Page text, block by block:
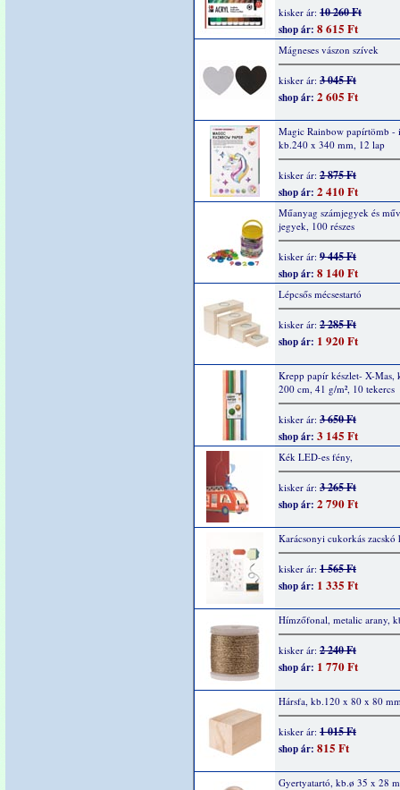
kisker ár: 10 260 Ft
shop ár: 8 615 Ft
Mágneses vászon szívek
kisker ár: 3 045 Ft
shop ár: 2 605 Ft
Magic Rainbow papírtömb -
kb.240 x 340 mm, 12 lap
kisker ár: 2 875 Ft
shop ár: 2 410 Ft
Műanyag számjegyek és
jegyek, 100 részes
kisker ár: 9 445 Ft
shop ár: 8 140 Ft
Lépcsős mécsestartó
kisker ár: 2 285 Ft
shop ár: 1 920 Ft
Krepp papír készlet- X-Mas,
200 cm, 41 g/m², 10 tekercs
kisker ár: 3 650 Ft
shop ár: 3 145 Ft
Kék LED-es fény,
kisker ár: 3 265 Ft
shop ár: 2 790 Ft
Karácsonyi cukorkás zacskó
kisker ár: 1 565 Ft
shop ár: 1 335 Ft
Hímzőfonal, metalic arany,
kisker ár: 2 240 Ft
shop ár: 1 770 Ft
Hársfa, kb.120 x 80 x 80
kisker ár: 1 015 Ft
shop ár: 815 Ft
Gyertyatartó, kb.ø 35 x 28